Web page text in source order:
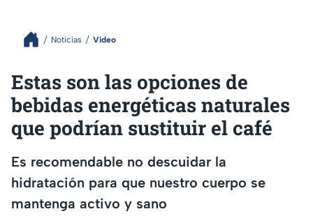
Noticias Video
Estas son las opciones de
bebidas energéticas naturales
que podrían sustituir el café
Es recomendable no descuidar la
hidratación para que nuestro cuerpo se
mantenga activo y sano